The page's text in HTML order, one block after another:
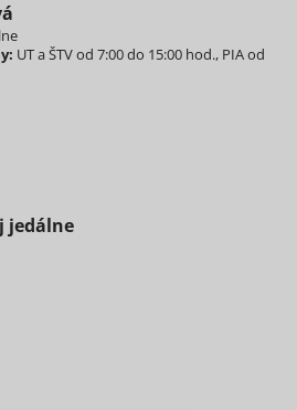
UT a ŠTV od 7:00 do 15:00 hod., PIA od
jedálne